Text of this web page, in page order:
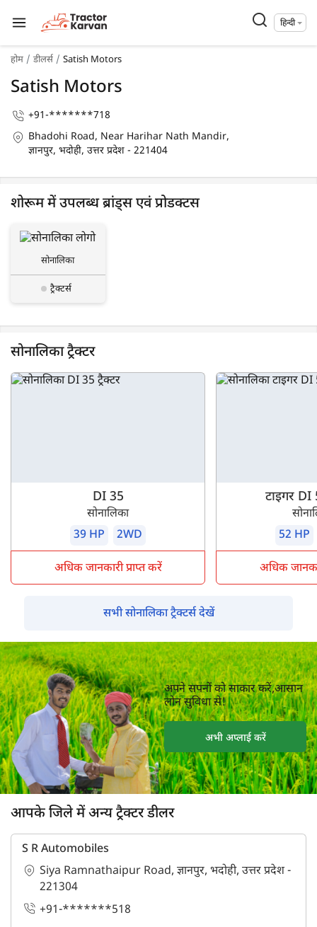
हिन्दी
होम डीलर्स Satish Motors
Satish Motors
+91-*******718
Bhadohi Road, Near Harihar Nath Mandir,
ज्ञानपुर, भदोही, उत्तर प्रदेश - 221404
शोरूम में उपलब्ध ब्रांड्स एवं प्रोडक्टस
सोनालिका
ट्रैक्टर्स
सोनालिका ट्रैक्टर
DI 35
सोनालिका
39 HP
2WD
अधिक जानकारी प्राप्त करें
टाइगर
52 HP
अधिक
सभी सोनालिका ट्रैक्टर्स देखें
अपने सपनों को साकार करें,आसान
लोन सुविधा से!
अभी अप्लाई करें
आपके जिले में अन्य ट्रैक्टर डीलर
S R Automobiles
Siya Ramnathaipur Road, ज्ञानपुर, भदोही, उत्तर प्रदेश -
221304
+91-*******518